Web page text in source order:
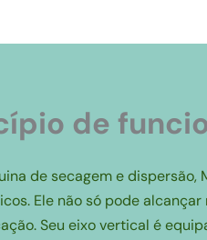
de
de secagem e
Ele não só pode
Seu eixo vertical é